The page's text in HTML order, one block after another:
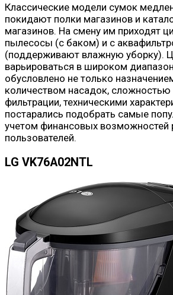
Классические модели сумок
покидают полки магазинов и
магазинов. На смену им приходят
пылесосы (с баком) и с
(поддерживают влажную уборку).
варьироваться в широком
обусловлено не только
количеством насадок, сложностью
фильтрации, техническими
постарались подобрать самые
учетом финансовых возможностей
пользователей.
LG VK76A02NTL